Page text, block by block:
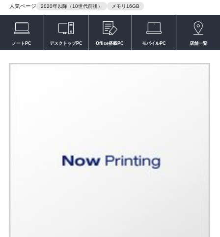
人気ページ 2020年以降（10世代前後） メモリ16GB
ノートPC デスクトップPC Office搭載PC モバイルPC 店舗一覧